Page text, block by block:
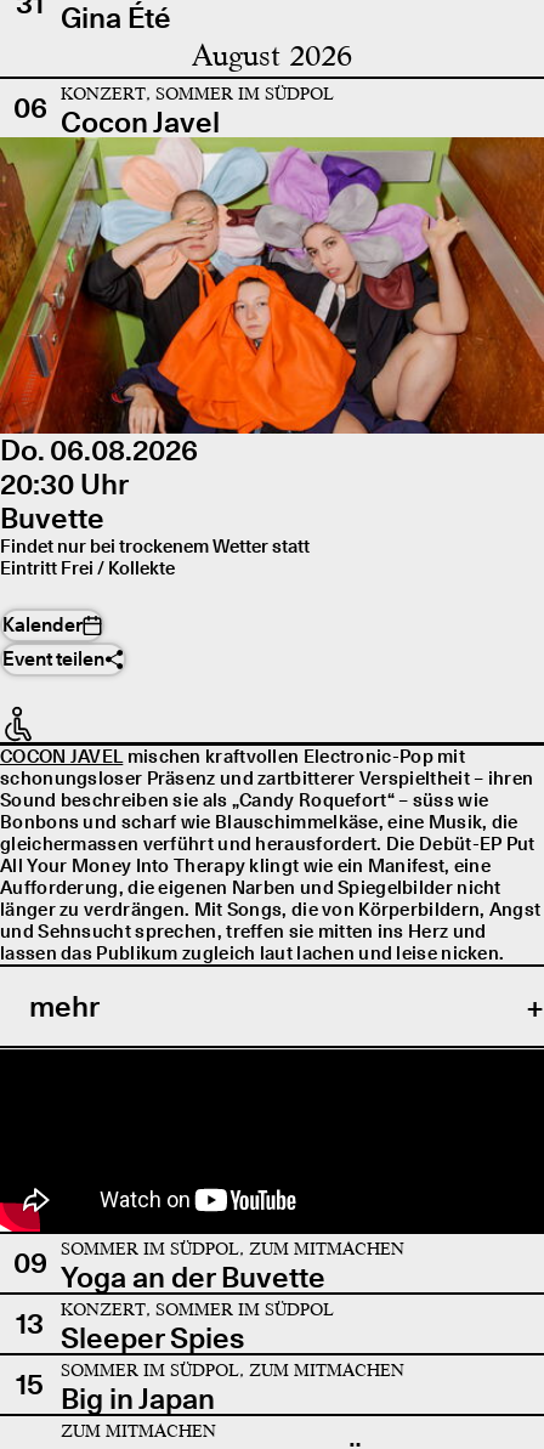
Gina Été
August 2026
06 KONZERT, SOMMER IM SÜDPOL
Cocon Javel
Do. 06.08.2026
20:30 Uhr
Buvette
Findet nur bei trockenem Wetter statt
Eintritt Frei / Kollekte
Kalender
Event teilen
COCON JAVELmischen kraftvollen Electronic-Pop mit
schonungsloser Präsenz und zartbitterer Verspieltheit – ihren
Sound beschreiben sie als „Candy Roquefort“ – süss wie
Bonbons und scharf wie Blauschimmelkäse, eine Musik, die
gleichermassen verführt und herausfordert. Die Debüt-EP Put
All Your Money Into Therapy klingt wie ein Manifest, eine
Aufforderung, die eigenen Narben und Spiegelbilder nicht
länger zu verdrängen. Mit Songs, die von Körperbildern, Angst
und Sehnsucht sprechen, treffen sie mitten ins Herz und
lassen das Publikum zugleich laut lachen und leise nicken.
mehr
09 SOMMER IM SÜDPOL, ZUM MITMACHEN
Yoga an der Buvette
13
KONZERT, SOMMER IM SÜDPOL
Sleeper Spies
15
SOMMER IM SÜDPOL, ZUM MITMACHEN
Big in Japan
ZUM MITMACHEN